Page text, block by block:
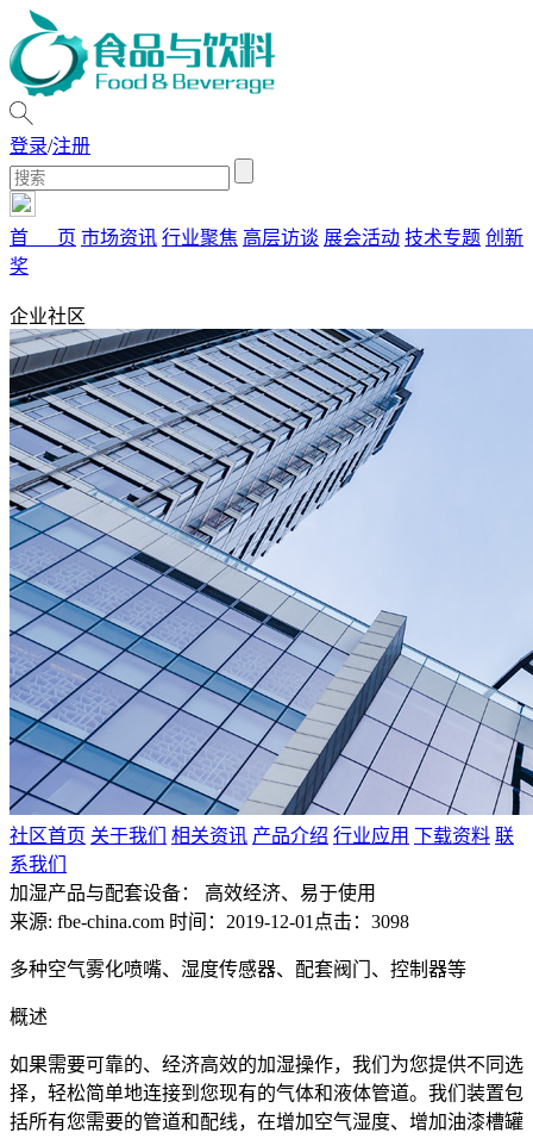
登录/注册
首 页 市场资讯 行业聚焦 高层访谈 展会活动 技术专题 创新
奖
企业社区
社区首页 关于我们 相关资讯 产品介绍 行业应用 下载资料 联
系我们
加湿产品与配套设备： 高效经济、易于使用
来源: fbe-china.com 时间：2019-12-01 点击：3098
多种空气雾化喷嘴、湿度传感器、配套阀门、控制器等
概述
如果需要可靠的、经济高效的加湿操作，我们为您提供不同选
择，轻松简单地连接到您现有的气体和液体管道。我们装置包
括所有您需要的管道和配线，在增加空气湿度、增加油漆槽罐